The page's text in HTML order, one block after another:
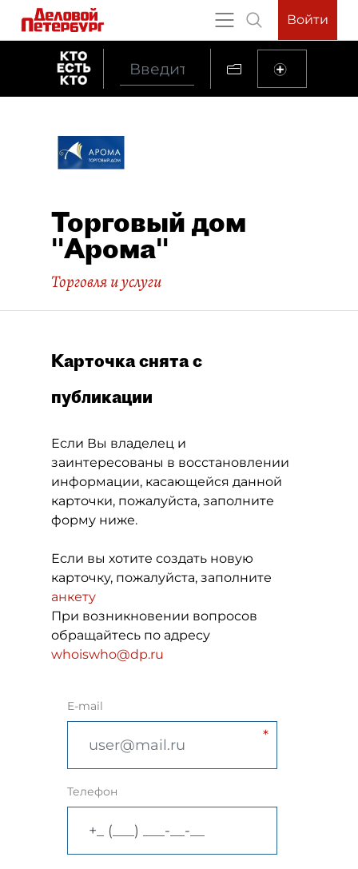
Войти
Торговый дом
"Арома"
Торговля и услуги
Карточка снята с
публикации
Если Вы владелец и
заинтересованы в восстановлении
информации, касающейся данной
карточки, пожалуйста, заполните
форму ниже.
Если вы хотите создать новую
карточку, пожалуйста, заполните
анкету
При возникновении вопросов
обращайтесь по адресу
whoiswho@dp.ru
E-mail
Телефон